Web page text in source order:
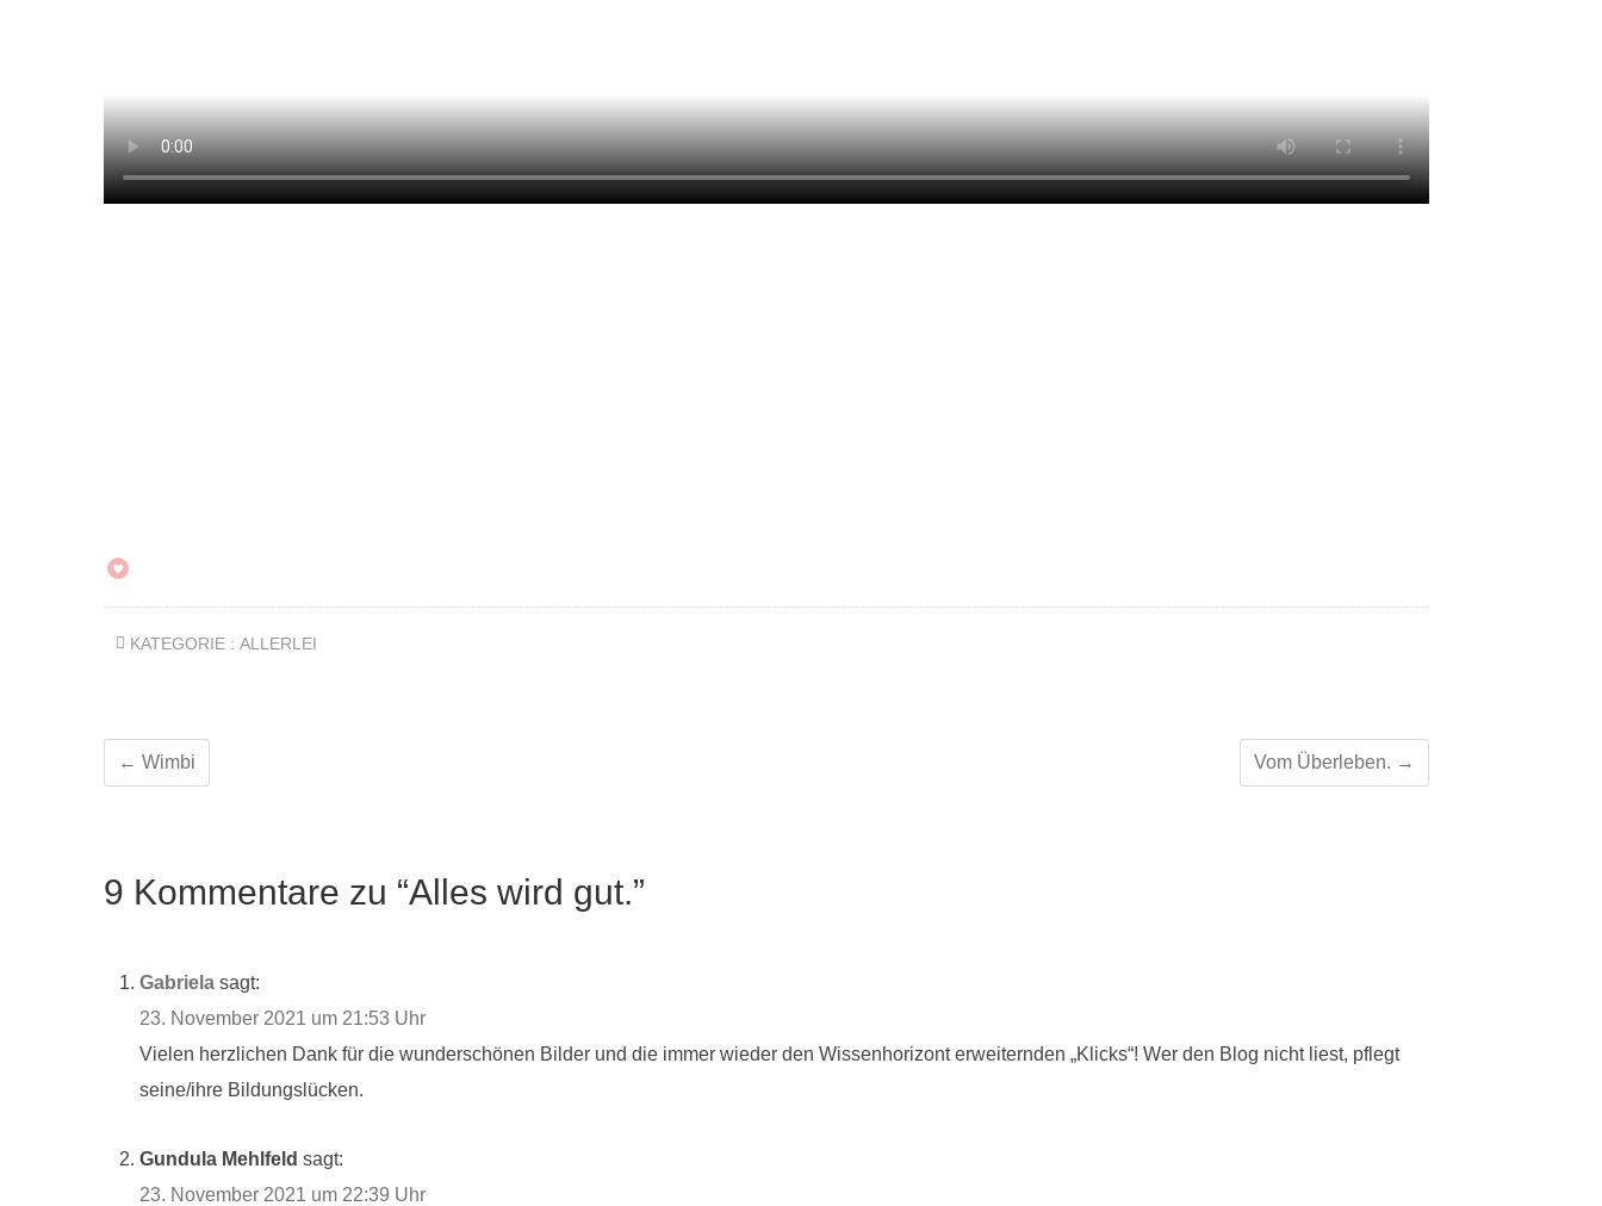
KATEGORIE : ALLERLEI
← Wimbi Vom Überleben. →
9 Kommentare zu “Alles wird gut.”
Gabriela sagt:
23. November 2021 um 21:53 Uhr
Vielen herzlichen Dank für die wunderschönen Bilder und die immer wieder den Wissenhorizont erweiternden „Klicks“! Wer den Blog nicht liest, pflegt
seine/ihre Bildungslücken.
Gundula Mehlfeld sagt:
23. November 2021 um 22:39 Uhr